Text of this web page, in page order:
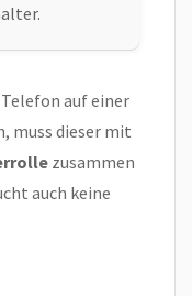
auf einer
muss dieser mit
zusammen
auch keine